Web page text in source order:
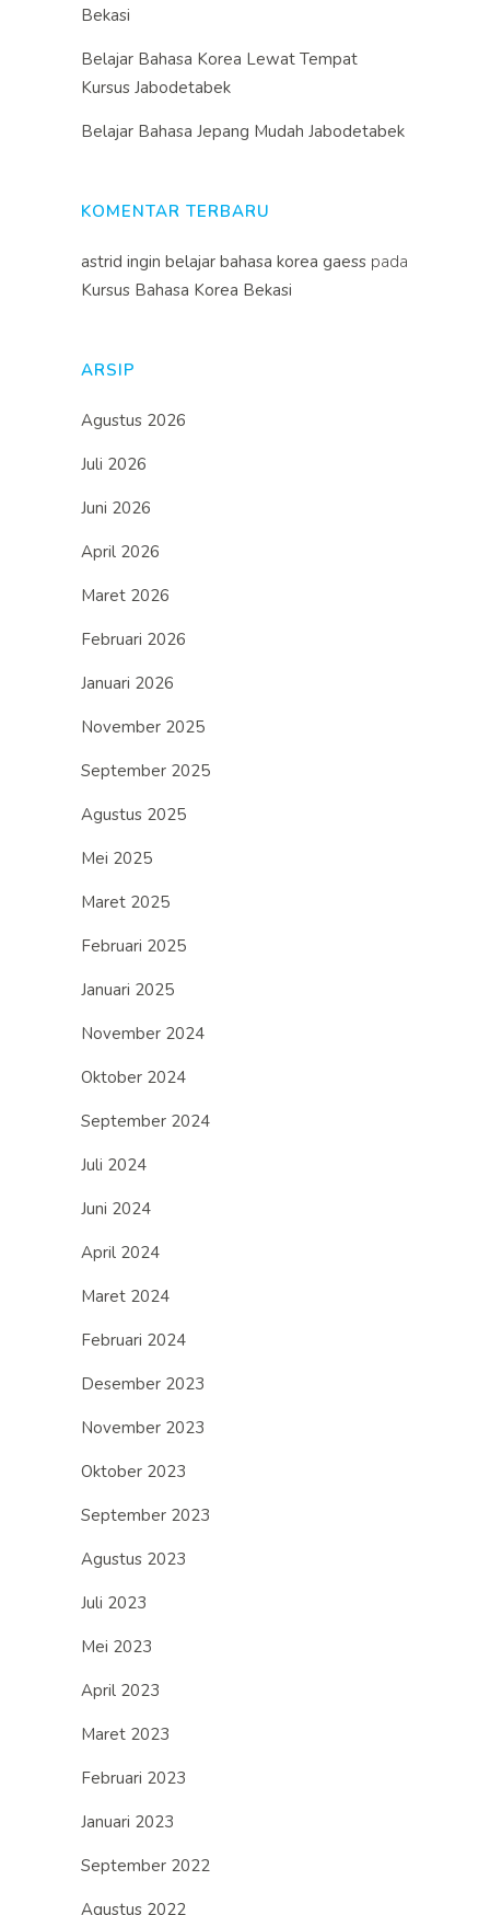
Bekasi
Belajar Bahasa Korea Lewat Tempat
Kursus Jabodetabek
Belajar Bahasa Jepang Mudah Jabodetabek
KOMENTAR TERBARU
astrid ingin belajar bahasa korea gaess pada
Kursus Bahasa Korea Bekasi
ARSIP
Agustus 2026
Juli 2026
Juni 2026
April 2026
Maret 2026
Februari 2026
Januari 2026
November 2025
September 2025
Agustus 2025
Mei 2025
Maret 2025
Februari 2025
Januari 2025
November 2024
Oktober 2024
September 2024
Juli 2024
Juni 2024
April 2024
Maret 2024
Februari 2024
Desember 2023
November 2023
Oktober 2023
September 2023
Agustus 2023
Juli 2023
Mei 2023
April 2023
Maret 2023
Februari 2023
Januari 2023
September 2022
Agustus 2022